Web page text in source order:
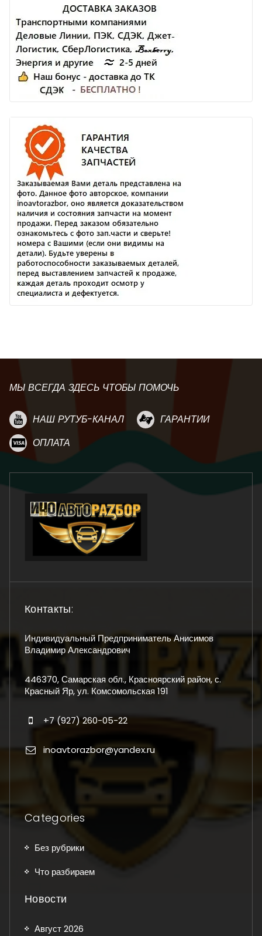
МЫ ВСЕГДА ЗДЕСЬ ЧТОБЫ ПОМОЧЬ
НАШ РУТУБ-КАНАЛ
ГАРАНТИИ
ОПЛАТА
Контакты:
Индивидуальный Предприниматель Анисимов
Владимир Александрович
446370, Самарская обл., Красноярский район, с.
Красный Яр, ул. Комсомольская 191
+7 (927) 260-05-22
inoavtorazbor@yandex.ru
Categories
Без рубрики
Что разбираем
Новости
Август 2026